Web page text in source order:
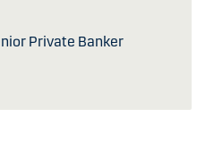
Private Banker